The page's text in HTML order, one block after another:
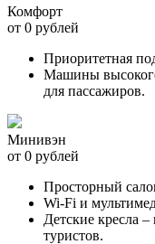
Комфорт
от 0 рублей
Приоритетная
Машины
для пассажиров.
Минивэн
от 0 рублей
Просторный
Wi-Fi и
Детские кресла
туристов.